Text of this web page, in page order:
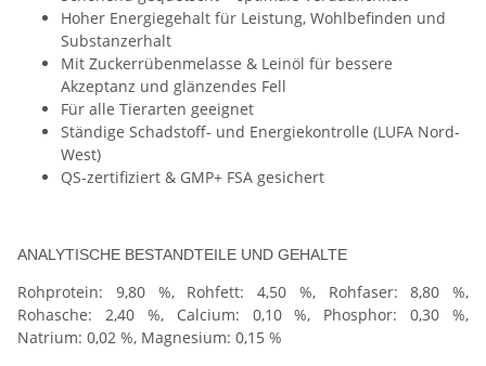
Hoher Energiegehalt für Leistung, Wohlbefinden und
Substanzerhalt
Mit Zuckerrübenmelasse & Leinöl für bessere
Akzeptanz und glänzendes Fell
Für alle Tierarten geeignet
Ständige Schadstoff- und Energiekontrolle (LUFA Nord-
West)
QS-zertifiziert & GMP+ FSA gesichert
ANALYTISCHE BESTANDTEILE UND GEHALTE
Rohprotein: 9,80 %, Rohfett: 4,50 %, Rohfaser: 8,80 %,
Rohasche: 2,40 %, Calcium: 0,10 %, Phosphor: 0,30 %,
Natrium: 0,02 %, Magnesium: 0,15 %